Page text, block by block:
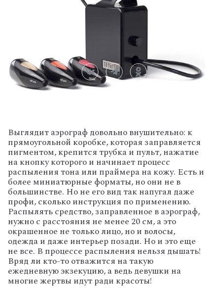
Выглядит аэрограф довольно внушительно: к
прямоугольной коробке, которая заправляется
пигментом, крепится трубка и пульт, нажатие
на кнопку которого и начинает процесс
распыления тона или праймера на кожу. Есть и
более миниатюрные форматы, но они не в
большинстве. Но не его вид так напугал даже
профи, сколько инструкция по применению.
Распылять средство, заправленное в аэрограф,
нужно с расстояния не менее 20 см, а это
окрашенное не только лицо, но и волосы,
одежда и даже интерьер позади. Но и это еще
не все. В процессе распыления нельзя дышать!
Вряд ли кто-то отважится на такую
ежедневную экзекуцию, а ведь девушки на
многие жертвы идут ради красоты!